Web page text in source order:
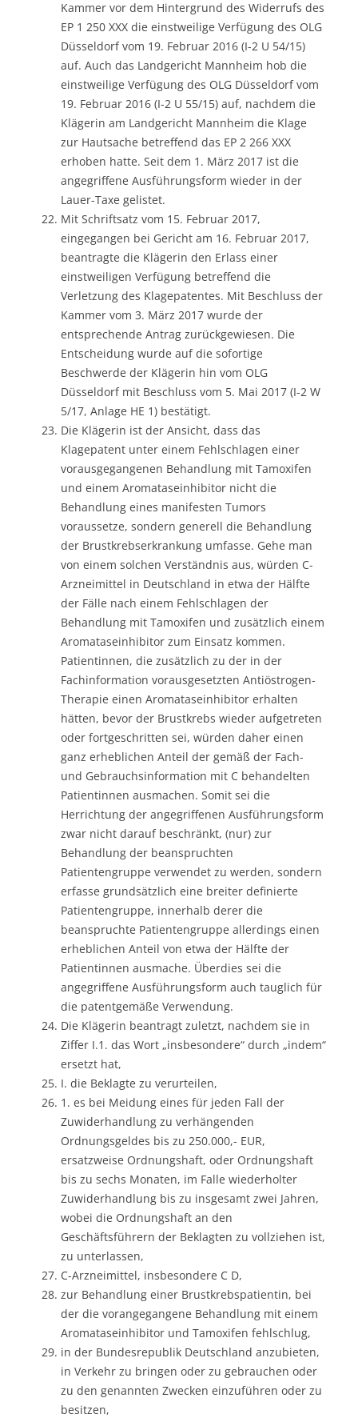
Kammer vor dem Hintergrund des Widerrufs des
EP 1 250 XXX die einstweilige Verfügung des OLG
Düsseldorf vom 19. Februar 2016 (I-2 U 54/15)
auf. Auch das Landgericht Mannheim hob die
einstweilige Verfügung des OLG Düsseldorf vom
19. Februar 2016 (I-2 U 55/15) auf, nachdem die
Klägerin am Landgericht Mannheim die Klage
zur Hautsache betreffend das EP 2 266 XXX
erhoben hatte. Seit dem 1. März 2017 ist die
angegriffene Ausführungsform wieder in der
Lauer-Taxe gelistet.
Mit Schriftsatz vom 15. Februar 2017,
eingegangen bei Gericht am 16. Februar 2017,
beantragte die Klägerin den Erlass einer
einstweiligen Verfügung betreffend die
Verletzung des Klagepatentes. Mit Beschluss der
Kammer vom 3. März 2017 wurde der
entsprechende Antrag zurückgewiesen. Die
Entscheidung wurde auf die sofortige
Beschwerde der Klägerin hin vom OLG
Düsseldorf mit Beschluss vom 5. Mai 2017 (I-2 W
5/17, Anlage HE 1) bestätigt.
Die Klägerin ist der Ansicht, dass das
Klagepatent unter einem Fehlschlagen einer
vorausgegangenen Behandlung mit Tamoxifen
und einem Aromataseinhibitor nicht die
Behandlung eines manifesten Tumors
voraussetze, sondern generell die Behandlung
der Brustkrebserkrankung umfasse. Gehe man
von einem solchen Verständnis aus, würden C-
Arzneimittel in Deutschland in etwa der Hälfte
der Fälle nach einem Fehlschlagen der
Behandlung mit Tamoxifen und zusätzlich einem
Aromataseinhibitor zum Einsatz kommen.
Patientinnen, die zusätzlich zu der in der
Fachinformation vorausgesetzten Antiöstrogen-
Therapie einen Aromataseinhibitor erhalten
hätten, bevor der Brustkrebs wieder aufgetreten
oder fortgeschritten sei, würden daher einen
ganz erheblichen Anteil der gemäß der Fach-
und Gebrauchsinformation mit C behandelten
Patientinnen ausmachen. Somit sei die
Herrichtung der angegriffenen Ausführungsform
zwar nicht darauf beschränkt, (nur) zur
Behandlung der beanspruchten
Patientengruppe verwendet zu werden, sondern
erfasse grundsätzlich eine breiter definierte
Patientengruppe, innerhalb derer die
beanspruchte Patientengruppe allerdings einen
erheblichen Anteil von etwa der Hälfte der
Patientinnen ausmache. Überdies sei die
angegriffene Ausführungsform auch tauglich für
die patentgemäße Verwendung.
Die Klägerin beantragt zuletzt, nachdem sie in
Ziffer I.1. das Wort „insbesondere“ durch „indem“
ersetzt hat,
I. die Beklagte zu verurteilen,
1. es bei Meidung eines für jeden Fall der
Zuwiderhandlung zu verhängenden
Ordnungsgeldes bis zu 250.000,- EUR,
ersatzweise Ordnungshaft, oder Ordnungshaft
bis zu sechs Monaten, im Falle wiederholter
Zuwiderhandlung bis zu insgesamt zwei Jahren,
wobei die Ordnungshaft an den
Geschäftsführern der Beklagten zu vollziehen ist,
zu unterlassen,
C-Arzneimittel, insbesondere C D,
zur Behandlung einer Brustkrebspatientin, bei
der die vorangegangene Behandlung mit einem
Aromataseinhibitor und Tamoxifen fehlschlug,
in der Bundesrepublik Deutschland anzubieten,
in Verkehr zu bringen oder zu gebrauchen oder
zu den genannten Zwecken einzuführen oder zu
besitzen,